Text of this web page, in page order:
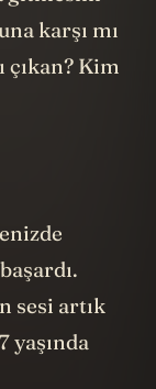
karşı mı
çıkan? Kim
sesi artık
yaşında